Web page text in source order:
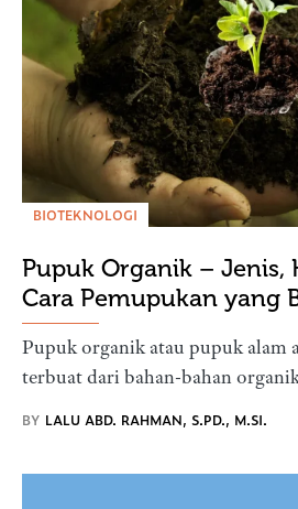
BIOTEKNOLOGI
Pupuk Organik – Jenis,
Cara Pemupukan yang
Pupuk organik atau pupuk alam
terbuat dari bahan-bahan
BY LALU ABD. RAHMAN, S.PD., M.SI.